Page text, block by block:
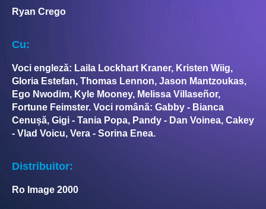
Ryan Crego
Cu:
Voci engleză: Laila Lockhart Kraner, Kristen Wiig,
Gloria Estefan, Thomas Lennon, Jason Mantzoukas,
Ego Nwodim, Kyle Mooney, Melissa Villaseñor,
Fortune Feimster. Voci română: Gabby - Bianca
Cenușă, Gigi - Tania Popa, Pandy - Dan Voinea, Cakey
- Vlad Voicu, Vera - Sorina Enea.
Distribuitor:
Ro Image 2000